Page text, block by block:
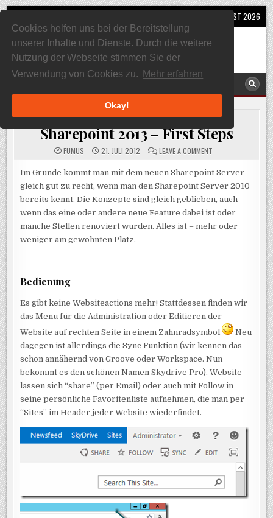
Cookies helfen uns bei der Bereitstellung
unserer Inhalte und Dienste. Durch die weitere
Nutzung der Webseite stimmen Sie der
Verwendung von Cookies zu.
Mehr erfahren
Okay!
Skip
10. AUGUST 2026
SQL, Sharepoint und Co
Alles rund um Sharepoint und SQL Server
POSTED
SHAREPOINT,SHAREPOINT 2013
Sharepoint 2013 – First Steps
FUMUS 21. JULI 2012 LEAVE A COMMENT
–
STEPS
Im Grunde kommt man mit dem neuen Sharepoint Server
gleich gut zu recht, wenn man den Sharepoint Server 2010
bereits kennt. Die Konzepte sind gleich geblieben, auch
wenn das eine oder andere neue Feature dabei ist oder
manche Stellen renoviert wurden. Alles ist – mehr oder
weniger am gewohnten Platz.
Bedienung
Es gibt keine Websiteactions mehr! Stattdessen finden wir
das Menu für die Administration oder Editieren der
Website auf rechten Seite in einem Zahnradsymbol
Neu
dagegen ist allerdings die Sync Funktion (wir kennen das
schon annähernd von Groove oder Workspace. Nun
bekommt es den schönen Namen Skydrive Pro). Website
lassen sich “share” (per Email) oder auch mit Follow in
seine persönliche Favoritenliste aufnehmen, die man per
“Sites” im Header jeder Website wiederfindet.